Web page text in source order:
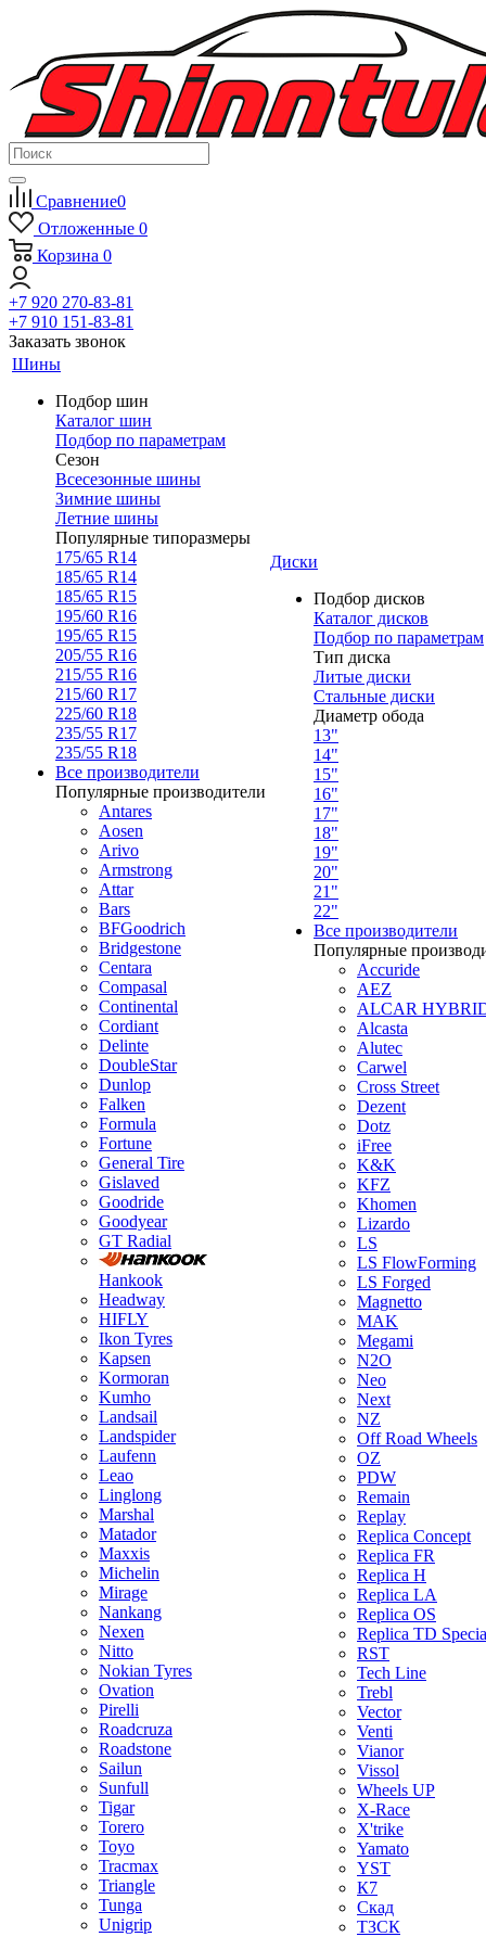
Сравнение0
Отложенные 0
Корзина 0
+7 920 270-83-81
+7 910 151-83-81
Заказать звонок
Шины
Подбор шин
Каталог шин
Подбор по параметрам
Сезон
Всесезонные шины
Зимние шины
Летние шины
Популярные типоразмеры
175/65 R14
185/65 R14
185/65 R15
195/60 R16
195/65 R15
205/55 R16
215/55 R16
215/60 R17
225/60 R18
235/55 R17
235/55 R18
Все производители
Популярные производители
Antares
Aosen
Arivo
Armstrong
Attar
Bars
BFGoodrich
Bridgestone
Centara
Compasal
Continental
Cordiant
Delinte
DoubleStar
Dunlop
Falken
Formula
Fortune
General Tire
Gislaved
Goodride
Goodyear
GT Radial
Hankook
Headway
HIFLY
Ikon Tyres
Kapsen
Kormoran
Kumho
Landsail
Landspider
Laufenn
Leao
Linglong
Marshal
Matador
Maxxis
Michelin
Mirage
Nankang
Nexen
Nitto
Nokian Tyres
Ovation
Pirelli
Roadcruza
Roadstone
Sailun
Sunfull
Tigar
Torero
Toyo
Tracmax
Triangle
Tunga
Unigrip
Диски
Подбор дисков
Каталог дисков
Подбор по параметрам
Тип диска
Литые диски
Стальные диски
Диаметр обода
13"
14"
15"
16"
17"
18"
19"
20"
21"
22"
Все производители
Популярные
Accuride
AEZ
ALCAR
Alcasta
Alutec
Carwel
Cross Street
Dezent
Dotz
iFree
K&K
KFZ
Khomen
Lizardo
LS
LS FlowForming
LS Forged
Magnetto
MAK
Megami
N2O
Neo
Next
NZ
Off Road Wheels
OZ
PDW
Remain
Replay
Replica Concept
Replica FR
Replica H
Replica LA
Replica OS
Replica TD
RST
Tech Line
Trebl
Vector
Venti
Vianor
Vissol
Wheels UP
X-Race
X'trike
Yamato
YST
К7
Скад
ТЗСК